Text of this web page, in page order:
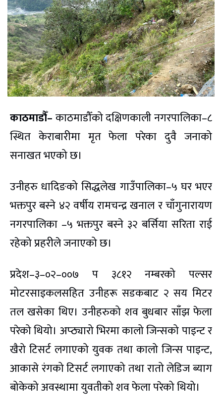
काठमाडौँ–काठमाडौँको दक्षिणकाली नगरपालिका–८
स्थित केराबारीमा मृत फेला परेका दुवै जनाको
सनाखत भएको छ।
उनीहरु धादिङको सिद्धलेख गाउँपालिका–५ घर भएर
भक्तपुर बस्ने ४२ वर्षीय रामचन्द्र खनाल र चाँगुनारायण
नगरपालिका –५ भक्तपुर बस्ने ३२ बर्सिया सरिता राई
रहेको प्रहरीले जनाएको छ।
प्रदेश–३–०२–००७ प ३८१२ नम्बरको पल्सर
मोटरसाइकलसहित उनीहरू सडकबाट २ सय मिटर
तल खसेका थिए। उनीहरुको शव बुधबार साँझ फेला
परेको थियो। अप्ठ्यारो भिरमा कालो जिन्सको पाइन्ट र
खैरो टिसर्ट लगाएको युवक तथा कालो जिन्स पाइन्ट,
आकासे रंगको टिसर्ट लगाएको तथा रातो लेडिज ब्याग
बोकेको अवस्थामा युवतीको शव फेला परेको थियो।